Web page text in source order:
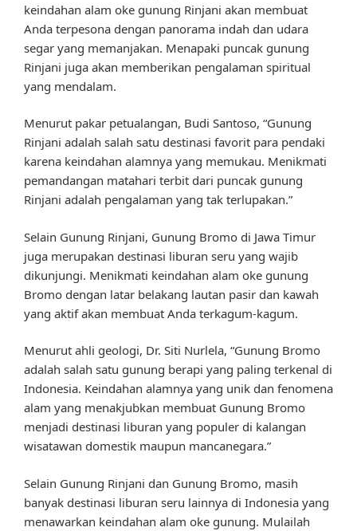
keindahan alam oke gunung Rinjani akan membuat
Anda terpesona dengan panorama indah dan udara
segar yang memanjakan. Menapaki puncak gunung
Rinjani juga akan memberikan pengalaman spiritual
yang mendalam.
Menurut pakar petualangan, Budi Santoso, “Gunung
Rinjani adalah salah satu destinasi favorit para pendaki
karena keindahan alamnya yang memukau. Menikmati
pemandangan matahari terbit dari puncak gunung
Rinjani adalah pengalaman yang tak terlupakan.”
Selain Gunung Rinjani, Gunung Bromo di Jawa Timur
juga merupakan destinasi liburan seru yang wajib
dikunjungi. Menikmati keindahan alam oke gunung
Bromo dengan latar belakang lautan pasir dan kawah
yang aktif akan membuat Anda terkagum-kagum.
Menurut ahli geologi, Dr. Siti Nurlela, “Gunung Bromo
adalah salah satu gunung berapi yang paling terkenal di
Indonesia. Keindahan alamnya yang unik dan fenomena
alam yang menakjubkan membuat Gunung Bromo
menjadi destinasi liburan yang populer di kalangan
wisatawan domestik maupun mancanegara.”
Selain Gunung Rinjani dan Gunung Bromo, masih
banyak destinasi liburan seru lainnya di Indonesia yang
menawarkan keindahan alam oke gunung. Mulailah